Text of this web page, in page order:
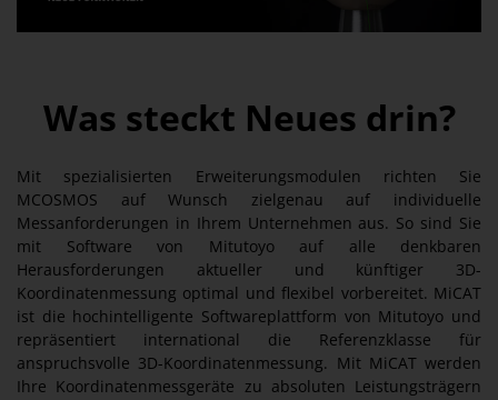
Was steckt Neues drin?
Mit spezialisierten Erweiterungsmodulen richten Sie
MCOSMOS auf Wunsch zielgenau auf individuelle
Messanforderungen in Ihrem Unternehmen aus. So sind Sie
mit Software von Mitutoyo auf alle denkbaren
Herausforderungen aktueller und künftiger 3D-
Koordinatenmessung optimal und flexibel vorbereitet. MiCAT
ist die hochintelligente Softwareplattform von Mitutoyo und
repräsentiert international die Referenzklasse für
anspruchsvolle 3D-Koordinatenmessung. Mit MiCAT werden
Ihre Koordinatenmessgeräte zu absoluten Leistungsträgern